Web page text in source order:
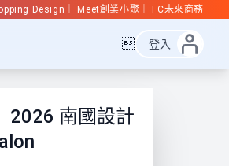
Design Meet創業小聚 FC未來商務
 登入
2026 南國設計